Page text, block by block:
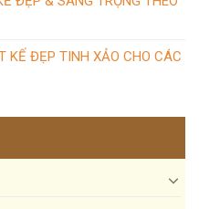
KẾ ĐẸP TINH XẢO CHO CÁC